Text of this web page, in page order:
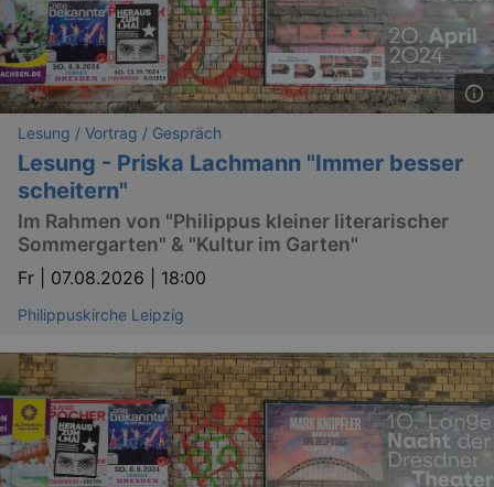
Lesung / Vortrag / Gespräch
Lesung - Priska Lachmann "Immer besser
scheitern"
Im Rahmen von "Philippus kleiner literarischer
Sommergarten" & "Kultur im Garten"
Fr | 07.08.2026 | 18:00
Philippuskirche Leipzig